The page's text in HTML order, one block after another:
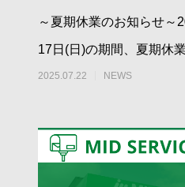
～夏期休業のお知らせ～
17日(日)の期間、夏期休
す。8/18(月)より通常営
2025.07.22 NEWS